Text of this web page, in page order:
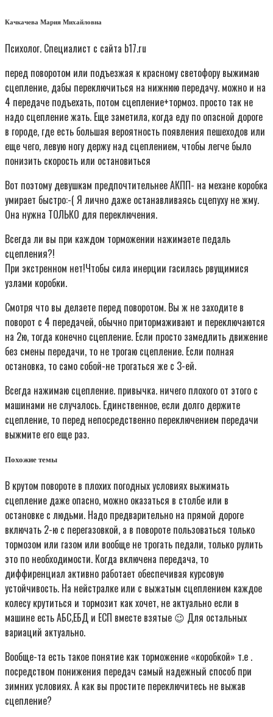
Качкачева Мария Михайловна
Психолог. Специалист с сайта b17.ru
перед поворотом или подъезжая к красному светофору выжимаю
сцепление, дабы переключиться на нижнюю передачу. можно и на
4 передаче подъехать, потом сцепление+тормоз. просто так не
надо сцепление жать. Еще заметила, когда еду по опасной дороге
в городе, где есть большая вероятность появления пешеходов или
еще чего, левую ногу держу над сцеплением, чтобы легче было
понизить скорость или остановиться
Вот поэтому девушкам предпочтительнее АКПП- на механе коробка
умирает быстро:-( Я лично даже останавливаясь сцепуху не жму.
Она нужна ТОЛЬКО для переключения.
Всегда ли вы при каждом торможении нажимаете педаль
сцепления?!
При экстренном нет!Чтобы сила инерции гасилась рвущимися
узлами коробки.
Смотря что вы делаете перед поворотом. Вы ж не заходите в
поворот с 4 передачей, обычно притормаживают и переключаются
на 2ю, тогда конечно сцепление. Если просто замедлить движение
без смены передачи, то не трогаю сцепление. Если полная
остановка, то само собой-не трогаться же с 3-ей.
Всегда нажимаю сцепление. привычка. ничего плохого от этого с
машинами не случалось. Единственное, если долго держите
сцепление, то перед непосредственно переключением передачи
выжмите его еще раз.
Похожие темы
В крутом повороте в плохих погодных условиях выжимать
сцепление даже опасно, можно оказаться в столбе или в
остановке с людьми. Надо предварительно на прямой дороге
включать 2-ю с перегазовкой, а в повороте пользоваться только
тормозом или газом или вообще не трогать педали, только рулить
это по необходимости. Когда включена передача, то
диффиренциал активно работает обеспечивая курсовую
устойчивость. На нейстралке или с выжатым сцеплением каждое
колесу крутиться и тормозит как хочет, не актуально если в
машине есть АБС,ЕБД и ЕСП вместе взятые 😉 Для остальных
вариаций актуально.
Вообще-та есть такое понятие как торможение «коробкой» т.е .
посредством понижения передач самый надежный способ при
зимних условиях. А как вы простите переключитесь не выжав
сцепление?